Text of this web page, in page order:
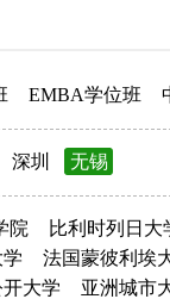
EMBA学位班
深圳 无锡
院 比利时列日大
法国蒙彼利埃
大学 亚洲城市